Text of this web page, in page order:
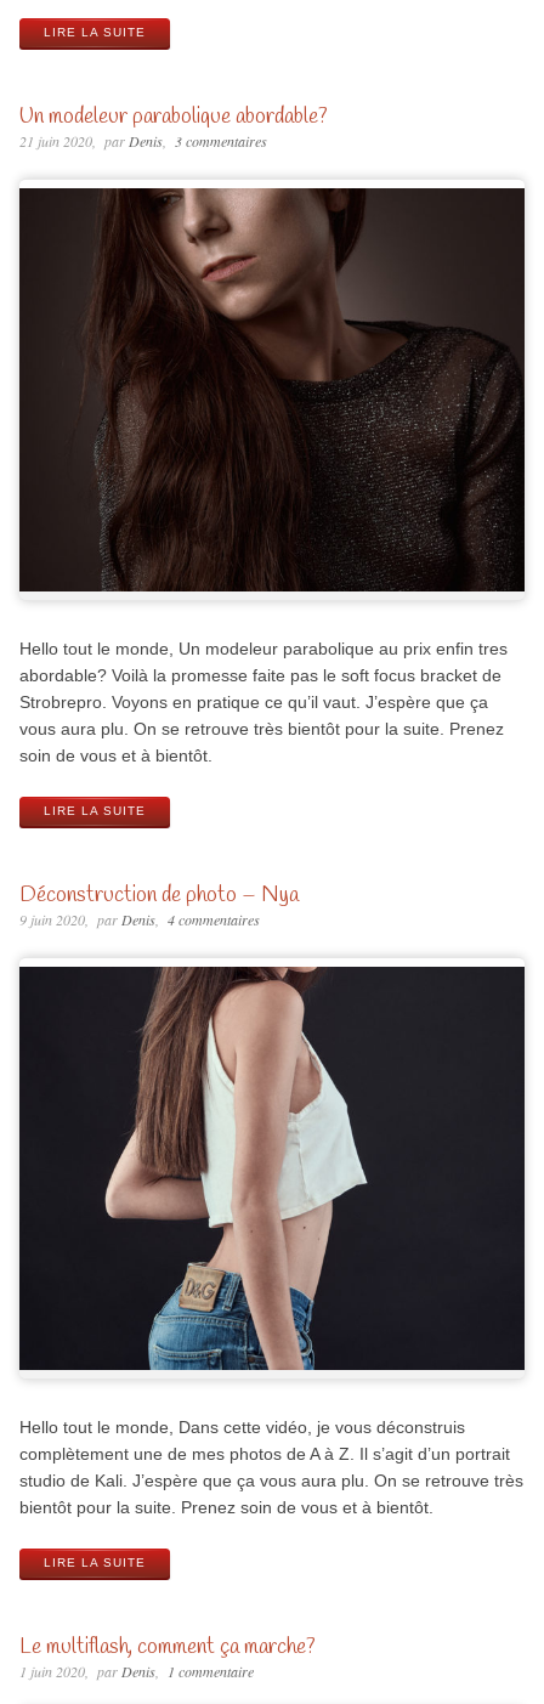
LIRE LA SUITE
Un modeleur parabolique abordable?
21 juin 2020 par Denis 3 commentaires
Hello tout le monde, Un modeleur parabolique au prix enfin tres
abordable? Voilà la promesse faite pas le soft focus bracket de
Strobrepro. Voyons en pratique ce qu’il vaut. J’espère que ça
vous aura plu. On se retrouve très bientôt pour la suite. Prenez
soin de vous et à bientôt.
LIRE LA SUITE
Déconstruction de photo – Nya
9 juin 2020 par Denis 4 commentaires
Hello tout le monde, Dans cette vidéo, je vous déconstruis
complètement une de mes photos de A à Z. Il s’agit d’un portrait
studio de Kali. J’espère que ça vous aura plu. On se retrouve très
bientôt pour la suite. Prenez soin de vous et à bientôt.
LIRE LA SUITE
Le multiflash, comment ça marche?
1 juin 2020 parDenis 1 commentaire